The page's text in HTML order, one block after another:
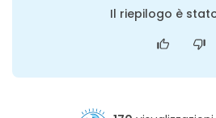
Il riepilogo è